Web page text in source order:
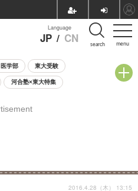
menu
Language
JP / CN search
医学部 東大受験
河合塾×東大特集
明会・相談会
2016.4.28（木） 13:15